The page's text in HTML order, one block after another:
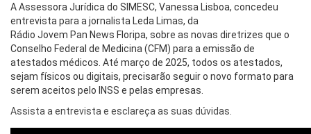
A Assessora Jurídica do SIMESC, Vanessa Lisboa, concedeu
entrevista para a jornalista Leda Limas, da
Rádio Jovem Pan News Floripa, sobre as novas diretrizes que o
Conselho Federal de Medicina (CFM) para a emissão de
atestados médicos. Até março de 2025, todos os atestados,
sejam físicos ou digitais, precisarão seguir o novo formato para
serem aceitos pelo INSS e pelas empresas.
Assista a entrevista e esclareça as suas dúvidas.